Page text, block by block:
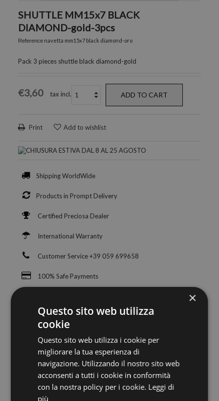
SHUTTLE MM15x7 BLACK
DIAMOND-gold-3pcs
Reference navetta mm15x7 black diamond-oro
Pack 3 pieces shuttle black diamond-gold
€3,60 tax incl. ADD TO CART
Print Add to wishlist
Shipping WorldWide
Products in Prompt Delivery
Certified Preciosa Dealer
International Warranty
Customer Service +39 059 699658
100% Safe Payments
×
Questo sito web utilizza
cookie
Questo sito web utilizza i cookie per
migliorare la tua esperienza di
navigazione. Utilizzando il nostro sito web
acconsenti a tutti i cookie in conformità
con la nostra policy per i cookie. Leggi di
più